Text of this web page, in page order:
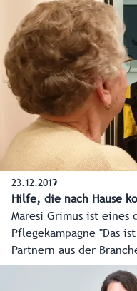
begleiten hier
sind auch häufig mit
Natürlich ist das
Gefühl, etwas
Menschen animieren,
einzusteigen", sagt
23.12.2019
Hilfe, die nach Hause
Maresi Grimus ist eines
Pflegekampagne "Das
Partnern aus der
Hilfswerk im Pongau
ihren erfüllenden, aber